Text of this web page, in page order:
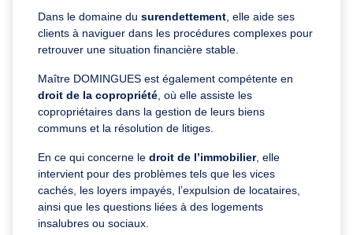
Dans le domaine du surendettement , elle aide ses
clients à naviguer dans les procédures complexes pour
retrouver une situation financière stable.
Maître DOMINGUES est également compétente en
droit de la copropriété , où elle assiste les
copropriétaires dans la gestion de leurs biens
communs et la résolution de litiges.
En ce qui concerne le droit de l’immobilier, elle
intervient pour des problèmes tels que les vices
cachés, les loyers impayés, l’expulsion de locataires,
ainsi que les questions liées à des logements
insalubres ou sociaux.